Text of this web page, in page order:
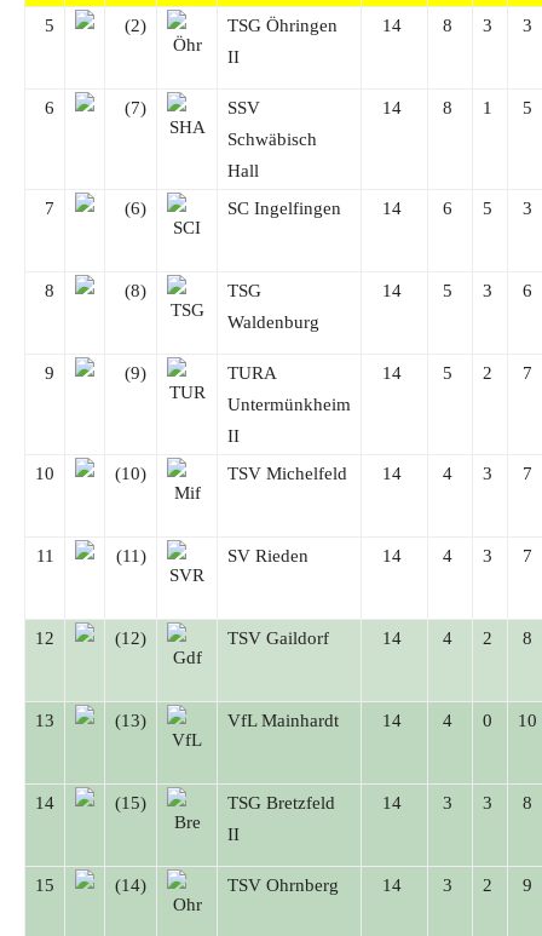
5 (2)
TSG Öhringen
II
14 8 3 3
6 (7)
SSV
Schwäbisch
Hall
14 8 1 5
7 (6) SC Ingelfingen 14 6 5 3
8 (8)
TSG
Waldenburg
14 5 3 6
9 (9)
TURA
Untermünkheim
II
14 5 2 7
10 (10) TSV Michelfeld 14 4 3 7
11 (11) SV Rieden 14 4 3 7
12 (12) TSV Gaildorf 14 4 2 8
13 (13) VfL Mainhardt 14 4 0 10
14 (15)
TSG Bretzfeld
II
14 3 3 8
15 (14) TSV Ohrnberg 14 3 2 9